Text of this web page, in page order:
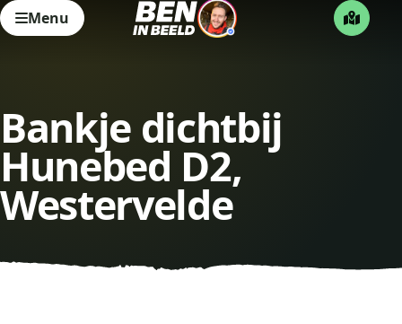
Menu
Bankje dichtbij
Hunebed D2,
Westervelde